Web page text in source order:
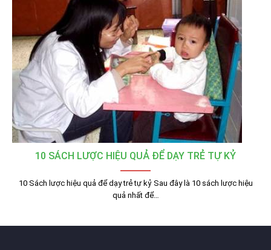
10 SÁCH LƯỢC HIỆU QUẢ ĐỂ DẠY TRẺ TỰ KỶ
10 Sách lược hiệu quả để dạy trẻ tự kỷ Sau đây là 10 sách lược hiệu
quả nhất để…